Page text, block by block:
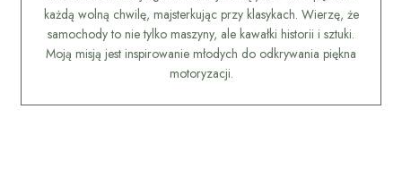
każdą wolną chwilę, majsterkując przy klasykach. Wierzę, że
samochody to nie tylko maszyny, ale kawałki historii i sztuki.
Moją misją jest inspirowanie młodych do odkrywania piękna
motoryzacji.